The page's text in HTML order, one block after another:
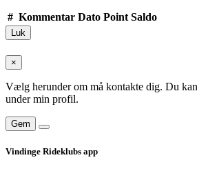
# Kommentar Dato Point Saldo
Luk
×
Vælg herunder om må kontakte dig. Du
under min profil.
Gem
Vindinge Rideklubs app